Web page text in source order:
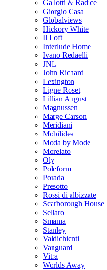
Gallotti & Radice
Giorgio Casa
Globalviews
Hickory White
Il Loft
Interlude Home
Ivano Redaelli
JNL
John Richard
Lexington
Ligne Roset
Lillian August
Magnussen
Marge Carson
Meridiani
Mobilidea
Moda by Mode
Morelato
Oly
Poleform
Porada
Presotto
Rossi di albizzate
Scarborough House
Sellaro
Smania
Stanley
Valdichienti
Vanguard
Vitra
Worlds Away